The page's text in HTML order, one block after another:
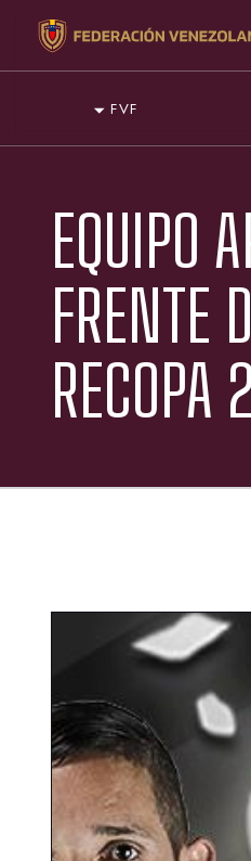
FVF
EQUIPO
FRENTE
RECOPA